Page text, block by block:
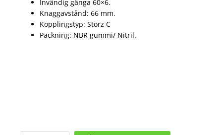
Invändig gänga 60×6.
Knaggavstånd: 66 mm.
Kopplingstyp: Storz C
Packning: NBR gummi/ Nitril.